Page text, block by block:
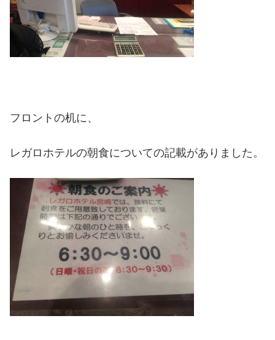
フロントの机に、
レガロホテルの朝食についての記載がありました。